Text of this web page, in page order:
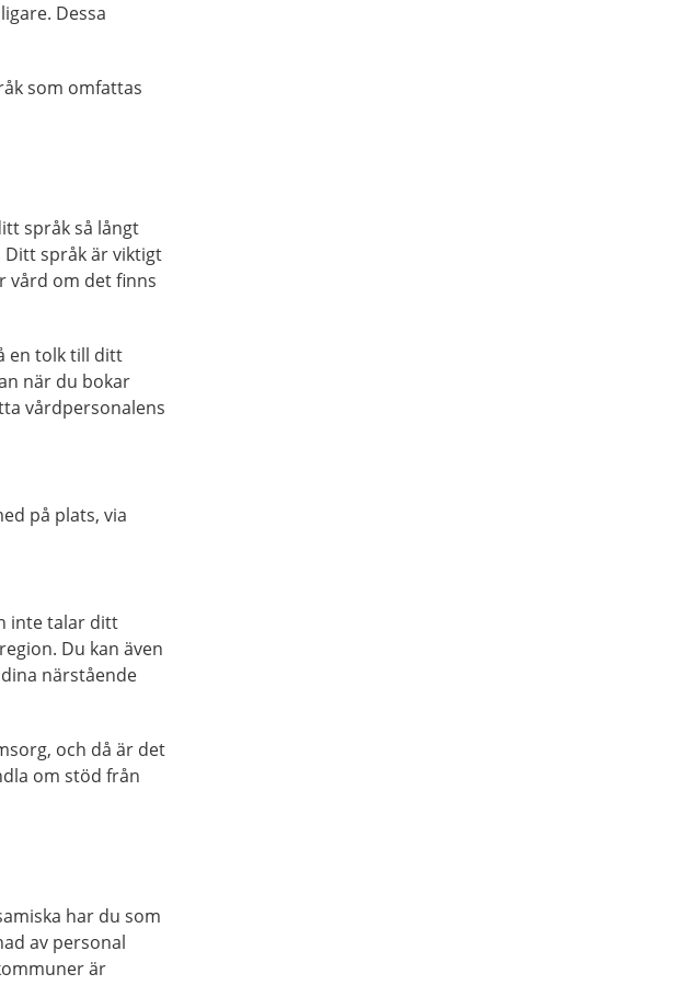
Dessa
som omfattas
språk så långt
språk är viktigt
vård om det finns
en tolk till ditt
när du bokar
vårdpersonalens
på plats, via
inte talar ditt
Du kan även
närstående
och då är det
om stöd från
har du som
av personal
är